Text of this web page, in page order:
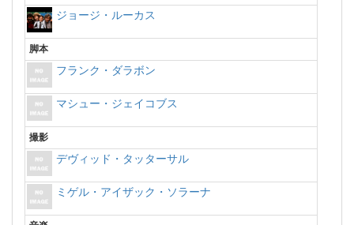
ジョージ・ルーカス
脚本
フランク・ダラボン
マシュー・ジェイコブス
撮影
デヴィッド・タッターサル
ミゲル・アイザック・ソラーナ